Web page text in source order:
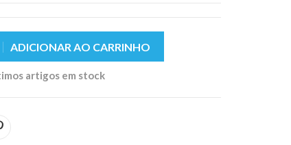
ADICIONAR AO CARRINHO
artigos em stock